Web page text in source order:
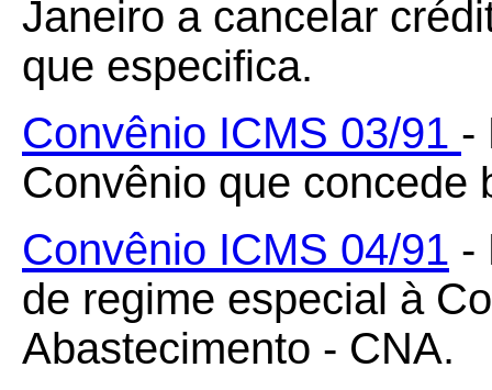
Janeiro a cancelar
que especifica.
Convênio ICMS 03/91 -
Convênio que concede
Convênio ICMS 04/91 -
de regime especial à
Abastecimento - CNA.